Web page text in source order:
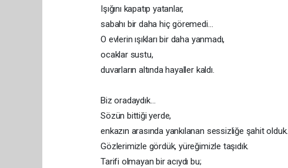
Işığını kapatıp yatanlar,
sabahı bir daha hiç göremedi…
O evlerin ışıkları bir daha yanmadı,
ocaklar sustu,
duvarların altında hayaller kaldı.
Biz oradaydık…
Sözün bittiği yerde,
enkazın arasında yankılanan sessizliğe şahit olduk.
Gözlerimizle gördük, yüreğimizle taşıdık.
Tarifi olmayan bir acıydı bu;